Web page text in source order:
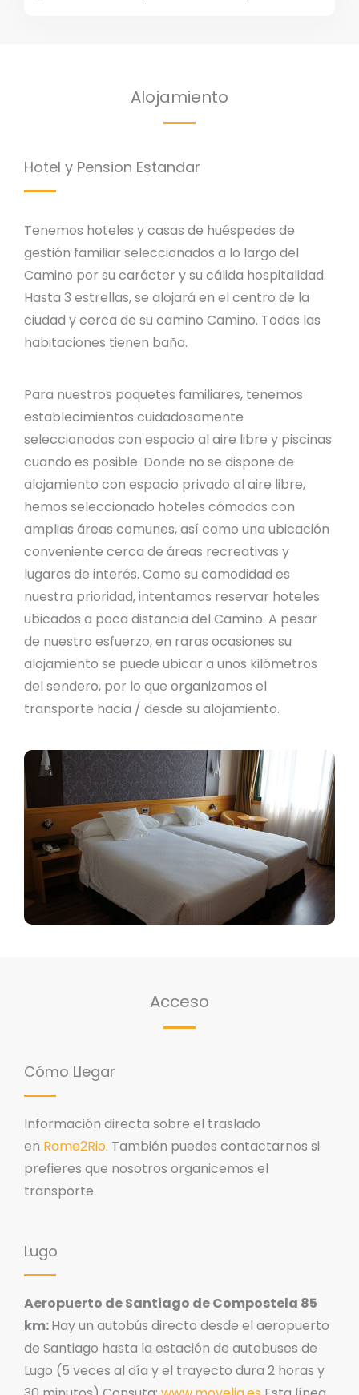
Alojamiento
Hotel y Pension Estandar
Tenemos hoteles y casas de huéspedes de
gestión familiar seleccionados a lo largo del
Camino por su carácter y su cálida hospitalidad.
Hasta 3 estrellas, se alojará en el centro de la
ciudad y cerca de su camino Camino. Todas las
habitaciones tienen baño.
Para nuestros paquetes familiares, tenemos
establecimientos cuidadosamente
seleccionados con espacio al aire libre y piscinas
cuando es posible. Donde no se dispone de
alojamiento con espacio privado al aire libre,
hemos seleccionado hoteles cómodos con
amplias áreas comunes, así como una ubicación
conveniente cerca de áreas recreativas y
lugares de interés. Como su comodidad es
nuestra prioridad, intentamos reservar hoteles
ubicados a poca distancia del Camino. A pesar
de nuestro esfuerzo, en raras ocasiones su
alojamiento se puede ubicar a unos kilómetros
del sendero, por lo que organizamos el
transporte hacia / desde su alojamiento.
Acceso
Cómo Llegar
Información directa sobre el traslado
en Rome2Rio. También puedes contactarnos si
prefieres que nosotros organicemos el
transporte.
Lugo
Aeropuerto de Santiago de Compostela 85
km:Hay un autobús directo desde el aeropuerto
de Santiago hasta la estación de autobuses de
Lugo (5 veces al día y el trayecto dura 2 horas y